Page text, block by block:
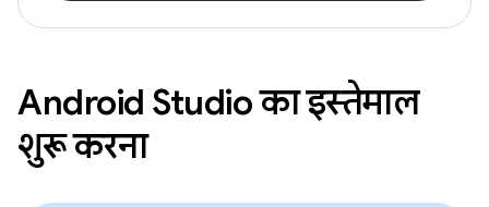
Android Studio का इस्तेमाल
शुरू करना